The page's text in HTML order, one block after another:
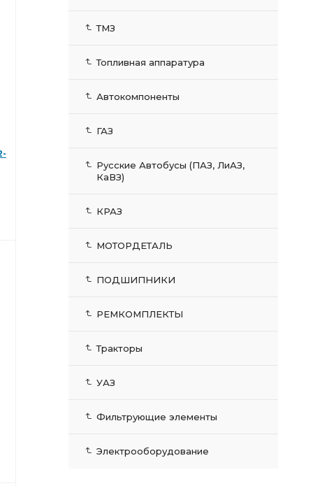
ТМЗ
Топливная аппаратура
Автокомпоненты
ГАЗ
Русские Автобусы (ПАЗ, ЛиАЗ,
КаВЗ)
КРАЗ
МОТОРДЕТАЛЬ
ПОДШИПНИКИ
РЕМКОМПЛЕКТЫ
Тракторы
УАЗ
Фильтрующие элементы
Электрооборудование